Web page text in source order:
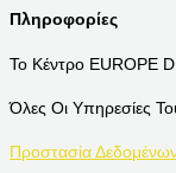
Πληροφορίες
Το Κέντρο EUROPE
Όλες Οι Υπηρεσίες
Προστασία